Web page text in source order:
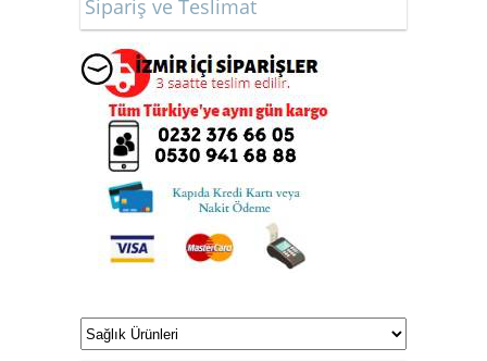
Sipariş ve Teslimat